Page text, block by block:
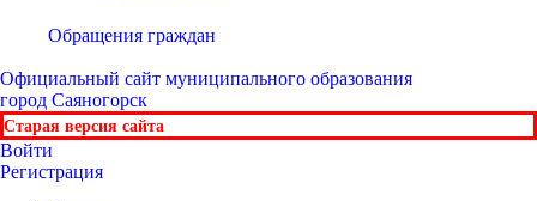
Обращения граждан
Официальный сайт муниципального образования
город Саяногорск
Старая версия сайта
Войти
Регистрация